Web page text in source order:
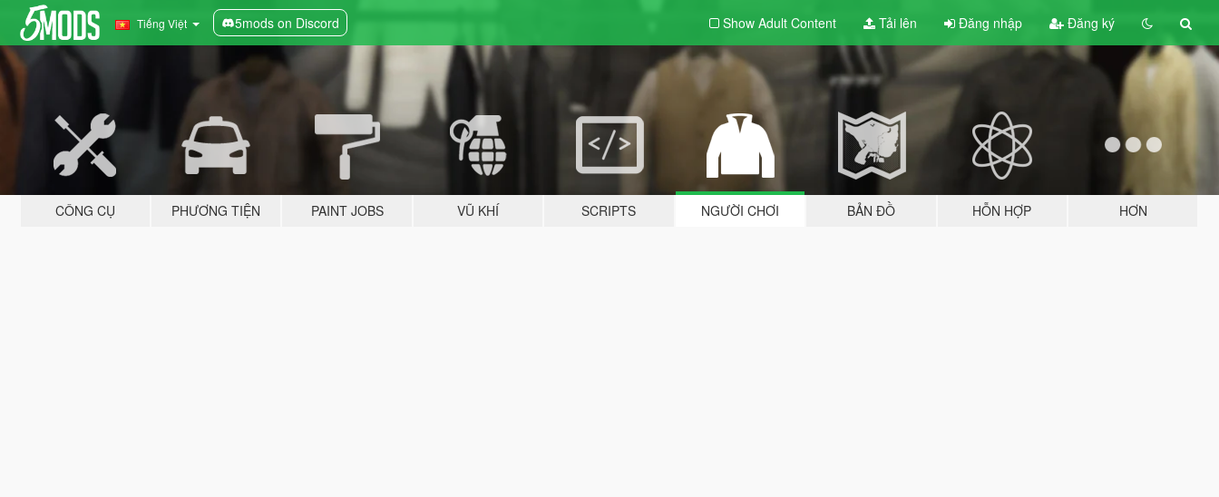
Tiếng Việt 5mods on Discord Show Adult Content Tải lên Đăng nhập Đăng ký
CÔNG CỤ PHƯƠNG TIỆN PAINT JOBS VŨ KHÍ SCRIPTS NGƯỜI CHƠI BẢN ĐỒ HỖN HỢP HƠN